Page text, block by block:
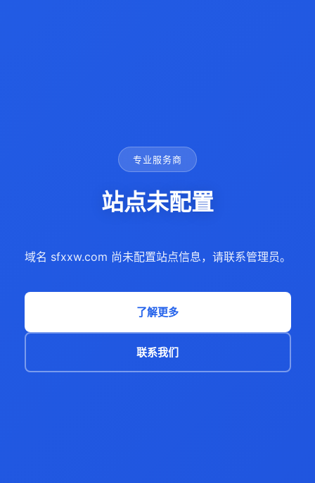
专业服务商
站点未配置
域名 sfxxw.com 尚未配置站点信息，请联系管理员。
了解更多
联系我们